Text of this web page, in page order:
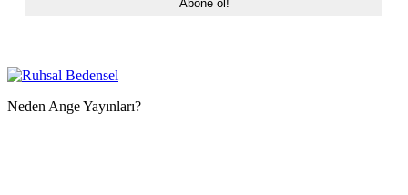
Neden Ange Yayınları?